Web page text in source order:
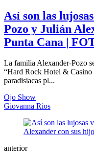
Así son las
Pozo y Julián
Punta Cana |
La familia Alexander-Pozo
“Hard Rock Hotel & Casino
paradisiacas pl...
Ojo Show
Giovanna Ríos
anterior